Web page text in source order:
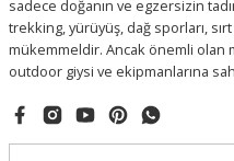
sadece doğanın ve egzersizin
trekking, yürüyüş, dağ sporları,
mükemmeldir. Ancak önemli olan
outdoor giysi ve ekipmanlarına